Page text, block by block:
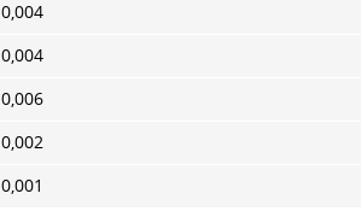
0,004
0,004
0,006
0,002
0,001